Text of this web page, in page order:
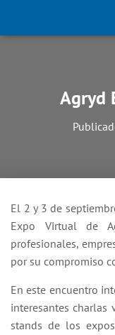
Agryd
El 2 y 3 de
Expo Virtual de
profesionales,
por su compromiso
En este encuentro
interesantes
stands de los